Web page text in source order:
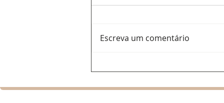
renovar o vallenato e
Escreva um comentário